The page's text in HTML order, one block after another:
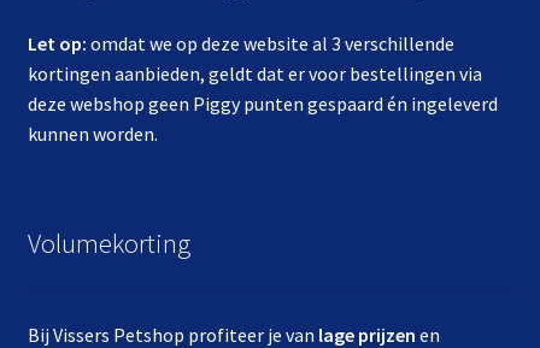
Let op: omdat we op deze website al 3 verschillende
kortingen aanbieden, geldt dat er voor bestellingen via
deze webshop geen Piggy punten gespaard én ingeleverd
kunnen worden.
Volumekorting
Bij Vissers Petshop profiteer je van lage prijzen en